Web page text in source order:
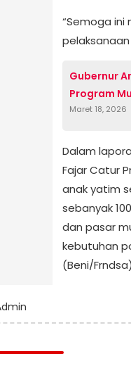
“Semoga ini
Gubernur
Program
Maret 18, 2026
Dalam
Fajar Catur
anak yatim
sebanyak
dan pasar
kebutuhan
(Beni/Frndsa)